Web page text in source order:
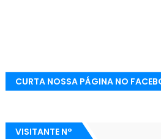
CURTA NOSSA PÁGINA NO
VISITANTE N°